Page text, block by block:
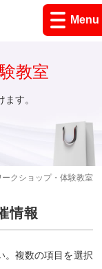
Menu
ークショップ・体験教室
教室
す。
情報
。複数の項目を選択